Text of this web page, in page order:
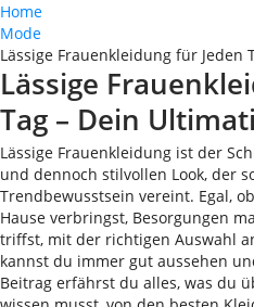
Home
Mode
Lässige Frauenkleidung für Jeden
Lässige
Tag – Dein
Lässige Frauenkleidung ist der
und dennoch stilvollen Look, der
Trendbewusstsein vereint. Egal,
Hause verbringst, Besorgungen
triffst, mit der richtigen Auswahl
kannst du immer gut aussehen
Beitrag erfährst du alles, was du